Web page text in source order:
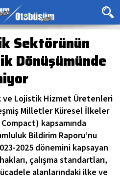
Sektörünün
Dönüşümünde
ve Lojistik Hizmet Üretenleri
Milletler Küresel İlkeler
kapsamında
Bildirim Raporu’nu
2025 dönemini kapsayan
çalışma standartları,
alanlarındaki ilke ve